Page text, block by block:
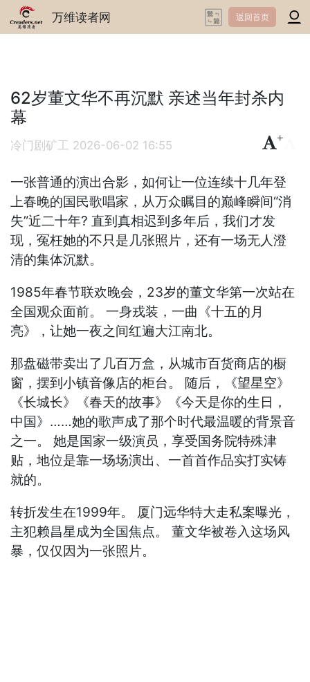
万维读者网 返回首页
62岁董文华不再沉默 亲述当年封杀内
幕
冷门剧矿工 2026-06-02 16:55
+
一张普通的演出合影，如何让一位连续十几年登
上春晚的国民歌唱家，从万众瞩目的巅峰瞬间“消
失”近二十年? 直到真相迟到多年后，我们才发
现，冤枉她的不只是几张照片，还有一场无人澄
清的集体沉默。
1985年春节联欢晚会，23岁的董文华第一次站在
全国观众面前。 一身戎装，一曲《十五的月
亮》，让她一夜之间红遍大江南北。
那盘磁带卖出了几百万盒，从城市百货商店的橱
窗，摆到小镇音像店的柜台。 随后，《望星空》
《长城长》《春天的故事》《今天是你的生日，
中国》……她的歌声成了那个时代最温暖的背景音
之一。 她是国家一级演员，享受国务院特殊津
贴，地位是靠一场场演出、一首首作品实打实铸
就的。
转折发生在1999年。 厦门远华特大走私案曝光，
主犯赖昌星成为全国焦点。 董文华被卷入这场风
暴，仅仅因为一张照片。